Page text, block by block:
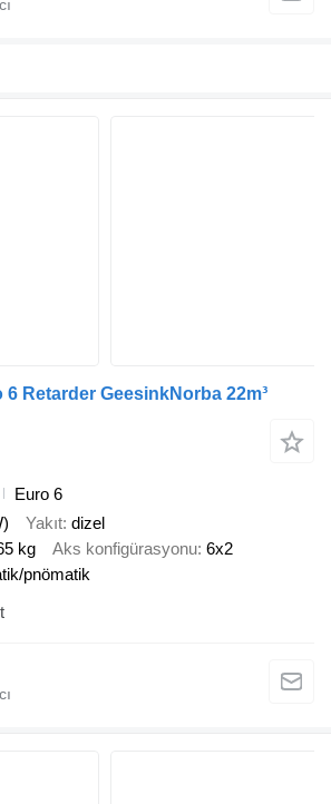
6 Retarder GeesinkNorba 22m³
Euro 6
Yakıt dizel
kg Aks konfigürasyonu 6x2
pnömatik